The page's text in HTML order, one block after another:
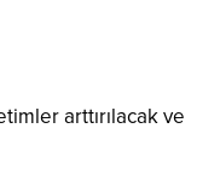
arttırılacak ve